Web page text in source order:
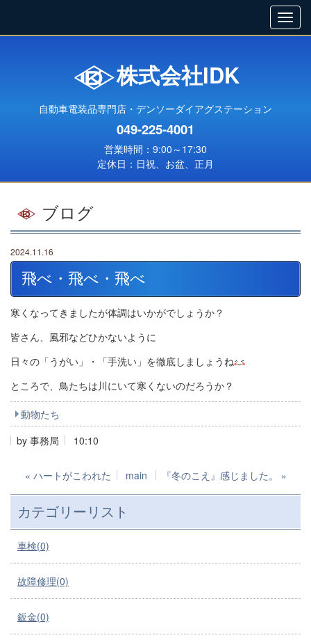
株式会社IDK
自動車電装品専門店・デンソーダイアグステーション
049-225-4001
営業時間：9:00～17:30
定休日：日祝、お盆、正月
ブログ
2024.11.16
飛べ・飛べ・飛べ
寒くなってきましたが体調はいかがでしょうか？
皆さん、風邪などひかないように
日々の「うがい」・「手洗い」を徹底しましょうね
ところで、鳥たちは川にいて寒くないのだろうか？
動物たち
by 事務局 10:10
« ハートがこわれた main 『冬のこえ』感じました。 »
カテゴリーリスト
車検(0)
故障修理(0)
鈑金(0)